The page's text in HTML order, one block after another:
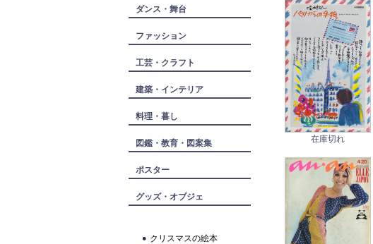
ダンス・舞台
ファッション
工芸・クラフト
建築・インテリア
料理・暮し
図鑑・教育・図案集
ポスター
グッズ・オブジェ
クリスマスの絵本
在庫切れ